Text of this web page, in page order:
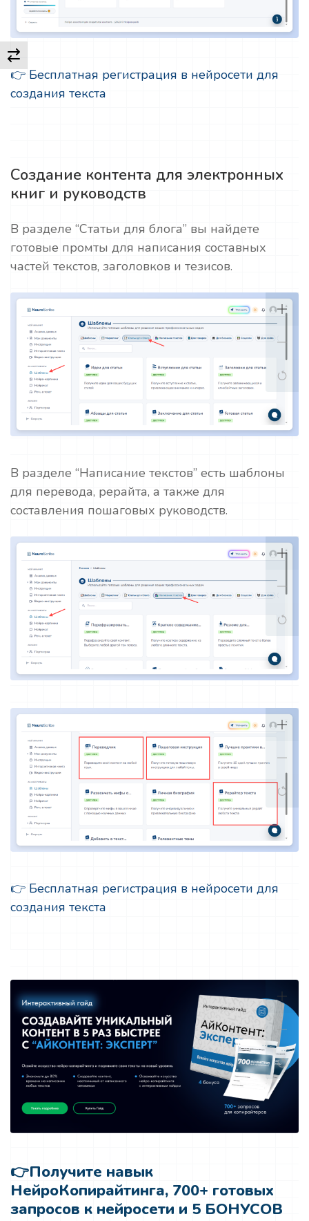
👉 Бесплатная регистрация в нейросети для
создания текста
Создание контента для электронных
книг и руководств
В разделе “Статьи для блога” вы найдете
готовые промты для написания составных
частей текстов, заголовков и тезисов.
В разделе “Написание текстов” есть шаблоны
для перевода, рерайта, а также для
составления пошаговых руководств.
👉 Бесплатная регистрация в нейросети для
создания текста
👉Получите навык
НейроКопирайтинга, 700+ готовых
запросов к нейросети и 5 БОНУСОВ